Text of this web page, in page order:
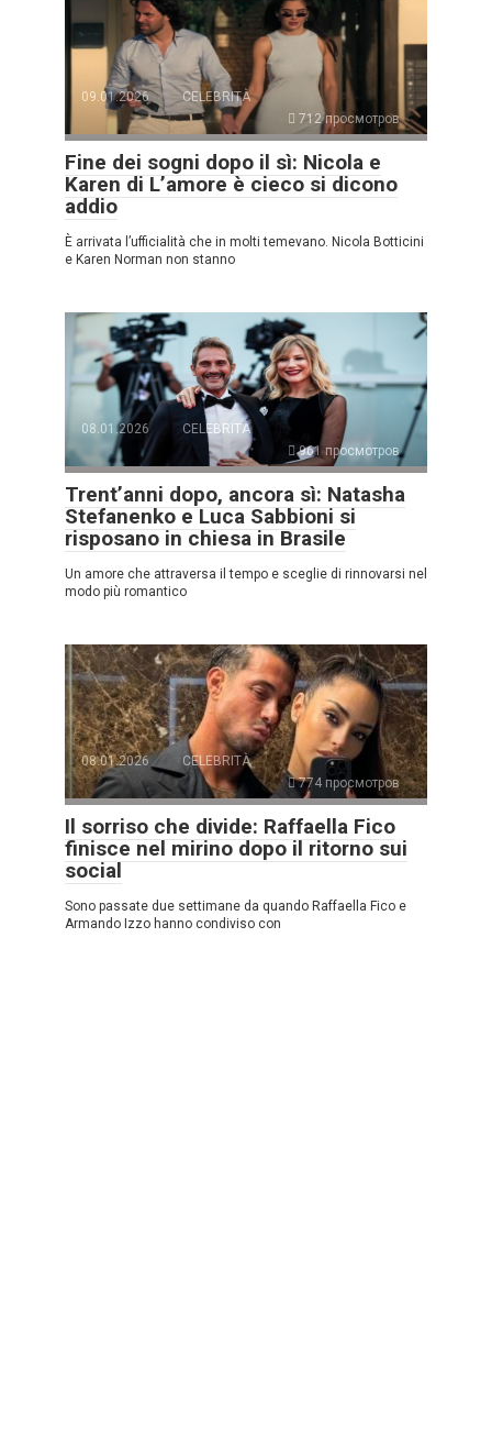
09.01.2026
CELEBRITÀ
712 просмотров
Fine dei sogni dopo il sì: Nicola e
Karen di L’amore è cieco si dicono
addio
È arrivata l’ufficialità che in molti temevano. Nicola Botticini
e Karen Norman non stanno
08.01.2026
CELEBRITÀ
961 просмотров
Trent’anni dopo, ancora sì: Natasha
Stefanenko e Luca Sabbioni si
risposano in chiesa in Brasile
Un amore che attraversa il tempo e sceglie di rinnovarsi nel
modo più romantico
08.01.2026
CELEBRITÀ
774 просмотров
Il sorriso che divide: Raffaella Fico
finisce nel mirino dopo il ritorno sui
social
Sono passate due settimane da quando Raffaella Fico e
Armando Izzo hanno condiviso con